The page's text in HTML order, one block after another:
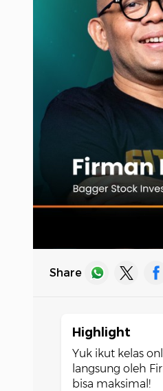
Share
Highlight
Yuk ikut kelas
langsung oleh
bisa maksimal!